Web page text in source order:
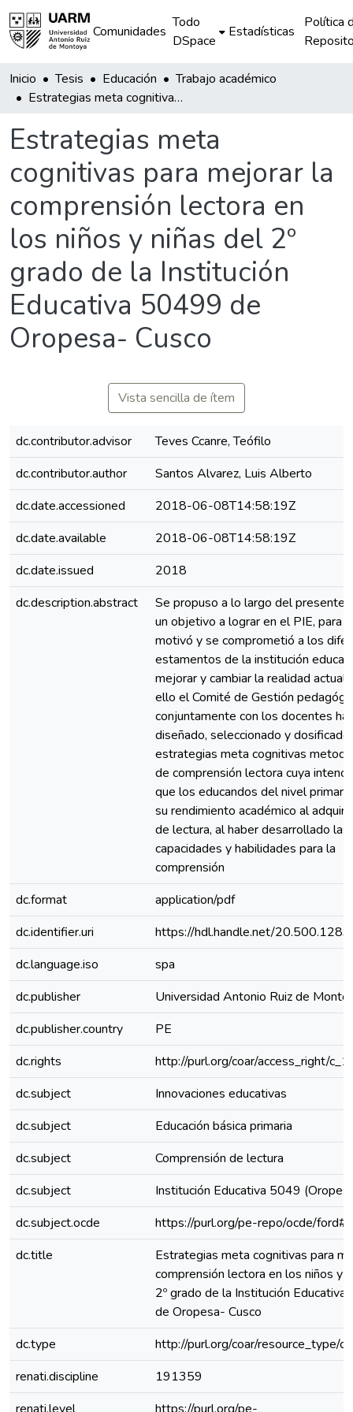
Comunidades
Todo
DSpace
Estadísticas
Política
Inicio Tesis Educación
Trabajo académico
Estrategias meta cognitivas para mejorar la comprensión lectora en los niños y niñas del 2º grado de la Institución Educativa 50499 de Oropesa- Cusco
Estrategias meta
cognitivas para mejorar la
comprensión lectora en
los niños y niñas del 2º
grado de la Institución
Educativa 50499 de
Oropesa- Cusco
Vista sencilla de ítem
dc.contributor.advisor
Teves Ccanre, Teófilo
dc.contributor.author
Santos Alvarez, Luis Alberto
dc.date.accessioned
2018-06-08T14:58:19Z
dc.date.available
2018-06-08T14:58:19Z
dc.date.issued
2018
dc.description.abstract
Se propuso a lo largo del presente
un objetivo a lograr en el PIE, para
motivó y se comprometió a los
estamentos de la institución
mejorar y cambiar la realidad actual.
ello el Comité de Gestión
conjuntamente con los docentes
diseñado, seleccionado y dosificado
estrategias meta cognitivas
de comprensión lectora cuya
que los educandos del nivel
su rendimiento académico al
de lectura, al haber desarrollado las
capacidades y habilidades para la
comprensión
dc.format
application/pdf
dc.identifier.uri
https://hdl.handle.net/
dc.language.iso
spa
dc.publisher
Universidad Antonio Ruiz de
dc.publisher.country
PE
dc.rights
http://purl.org/coar/access_right/
dc.subject
Innovaciones educativas
dc.subject
Educación básica primaria
dc.subject
Comprensión de lectura
dc.subject
Institución Educativa 5049
dc.subject.ocde
https://purl.org/pe-repo/ocde/
dc.title
Estrategias meta cognitivas para
comprensión lectora en los niños y
2º grado de la Institución
de Oropesa- Cusco
dc.type
http://purl.org/coar/resource_type/
renati.discipline
191359